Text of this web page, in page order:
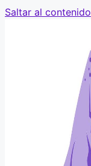
Saltar al contenido